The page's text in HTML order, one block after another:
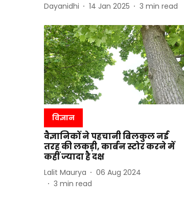
Dayanidhi 14 Jan 2025 3 min read
विज्ञान
वैज्ञानिकों ने पहचानी बिलकुल नई
तरह की लकड़ी, कार्बन स्टोर करने में
कहीं ज्यादा है दक्ष
Lalit Maurya
06 Aug 2024
3 min read